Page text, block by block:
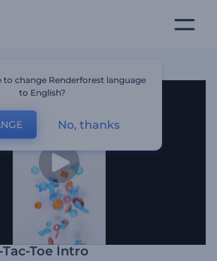
Tac-Toe İntro
to change Renderforest language
to English?
No, thanks